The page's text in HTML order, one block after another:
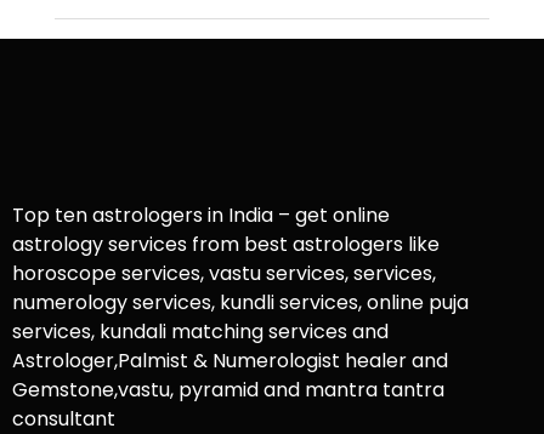
Top ten astrologers in India – get online
astrology services from best astrologers like
horoscope services, vastu services, services,
numerology services, kundli services, online puja
services, kundali matching services and
Astrologer,Palmist & Numerologist healer and
Gemstone,vastu, pyramid and mantra tantra
consultant